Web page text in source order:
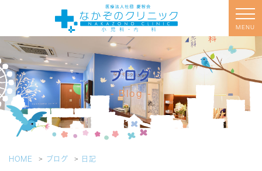
MENU
ブログ
Blog
HOME ブログ 日記